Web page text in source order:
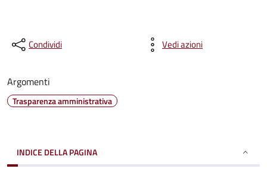
Condividi Vedi azioni
Argomenti
Trasparenza amministrativa
INDICE DELLA PAGINA